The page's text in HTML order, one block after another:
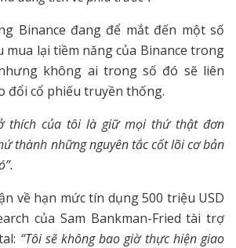
Binance đang để mắt đến một số
mua lại tiềm năng của Binance trong
không ai trong số đó sẽ liên
đổi cổ phiếu truyền thống.
thích của tôi là giữ mọi thứ thật đơn
thành những nguyên tắc cốt lõi cơ bản
về hạn mức tín dụng 500 triệu USD
của Sam Bankman-Fried tài trợ
“Tôi sẽ không bao giờ thực hiện giao